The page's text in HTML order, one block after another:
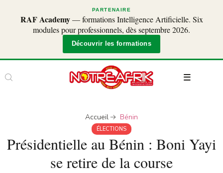
PARTENAIRE
RAF Academy— formations Intelligence Artificielle. Six
modules pour professionnels, dès septembre 2026.
Découvrir les formations
Accueil Bénin
ÉLECTIONS
Présidentielle au Bénin : Boni Yayi
se retire de la course